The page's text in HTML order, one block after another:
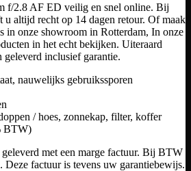
f/2.8 AF ED veilig en snel online. Bij
u altijd recht op 14 dagen retour. Of maak
in onze showroom in Rotterdam, In onze
in het echt bekijken. Uiteraard
inclusief garantie.
nauwelijks gebruikssporen
/ hoes, zonnekap, filter, koffer
BTW)
met een marge factuur. Bij BTW
Deze factuur is tevens uw garantiebewijs.